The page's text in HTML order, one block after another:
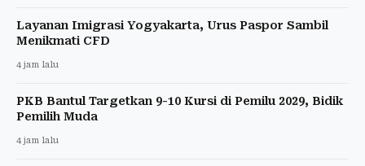
Layanan Imigrasi Yogyakarta, Urus Paspor Sambil
Menikmati CFD
4 jam lalu
PKB Bantul Targetkan 9-10 Kursi di Pemilu 2029, Bidik
Pemilih Muda
4 jam lalu